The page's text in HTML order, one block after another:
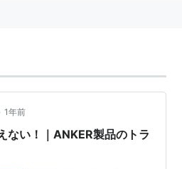
1年前
ない！｜ANKER製品のトラ